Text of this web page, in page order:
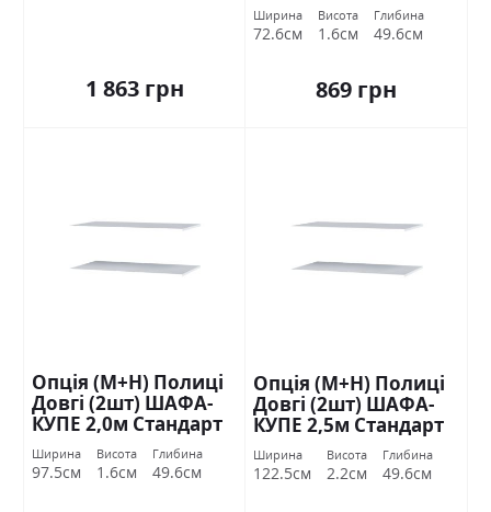
1 863 грн
Ширина
72.6см
Висота
1.6см
Глибина
49.6см
869 грн
Опція (М+Н) Полиці
Довгі (2шт) ШАФА-
КУПЕ 2,0м Стандарт
Ширина
97.5см
Висота
1.6см
Глибина
49.6см
Опція (М+Н) Полиці
Довгі (2шт) ШАФА-
КУПЕ 2,5м Стандарт
Ширина
122.5см
Висота
2.2см
Глибина
49.6см